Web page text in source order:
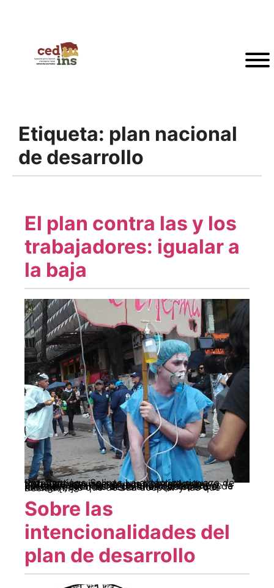
Etiqueta: plan nacional
de desarrollo
El plan contra las y los
trabajadores: igualar a
la baja
Por: Santiago Salinas La auténtica riqueza de toda nación viene de sus trabajadores y trabajadoras: pocas veces se redistribuye apropiadamente, la mayoría es riqueza usurpada. Sin embargo, el trabajador tiene la potencia para labrar un futuro prospero o de miseria, según las decisiones que sobre él recaigan, las que decida aceptar y las que decida […]
Sobre las
intencionalidades del
plan de desarrollo